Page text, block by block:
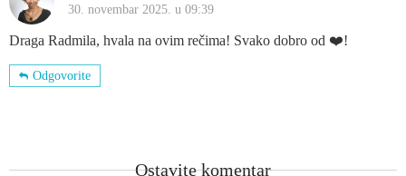
30. novembar 2025. u 09:39
Draga Radmila, hvala na ovim rečima! Svako dobro od ❤️!
Odgovorite
Ostavite komentar